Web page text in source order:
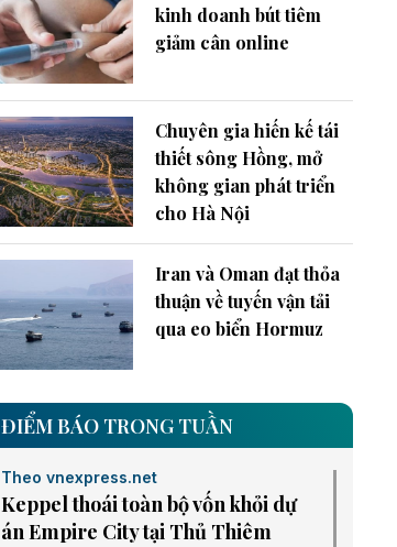
kinh doanh bút tiêm
giảm cân online
Chuyên gia hiến kế tái
thiết sông Hồng, mở
không gian phát triển
cho Hà Nội
Iran và Oman đạt thỏa
thuận về tuyến vận tải
qua eo biển Hormuz
ĐIỂM BÁO TRONG TUẦN
Theo vnexpress.net
Keppel thoái toàn bộ vốn khỏi dự
án Empire City tại Thủ Thiêm